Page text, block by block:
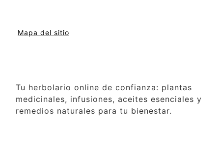
Mapa del sitio
Tu herbolario online de confianza: plantas
medicinales, infusiones, aceites esenciales y
remedios naturales para tu bienestar.